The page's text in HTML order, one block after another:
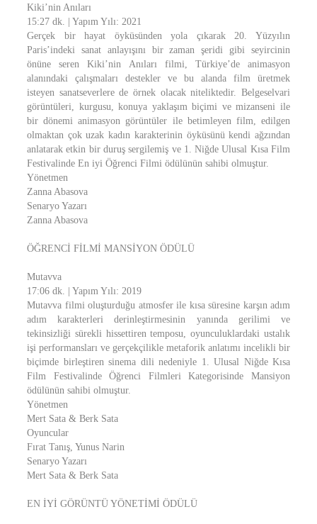
Kiki’nin Anıları
15:27 dk. | Yapım Yılı: 2021
Gerçek bir hayat öyküsünden yola çıkarak 20. Yüzyılın
Paris’indeki sanat anlayışını bir zaman şeridi gibi seyircinin
önüne seren Kiki’nin Anıları filmi, Türkiye’de animasyon
alanındaki çalışmaları destekler ve bu alanda film üretmek
isteyen sanatseverlere de örnek olacak niteliktedir. Belgeselvari
görüntüleri, kurgusu, konuya yaklaşım biçimi ve mizanseni ile
bir dönemi animasyon görüntüler ile betimleyen film, edilgen
olmaktan çok uzak kadın karakterinin öyküsünü kendi ağzından
anlatarak etkin bir duruş sergilemiş ve 1. Niğde Ulusal Kısa Film
Festivalinde En iyi Öğrenci Filmi ödülünün sahibi olmuştur.
Yönetmen
Zanna Abasova
Senaryo Yazarı
Zanna Abasova
ÖĞRENCİ FİLMİ MANSİYON ÖDÜLÜ
Mutavva
17:06 dk. | Yapım Yılı: 2019
Mutavva filmi oluşturduğu atmosfer ile kısa süresine karşın adım
adım karakterleri derinleştirmesinin yanında gerilimi ve
tekinsizliği sürekli hissettiren temposu, oyunculuklardaki ustalık
işi performansları ve gerçekçilikle metaforik anlatımı incelikli bir
biçimde birleştiren sinema dili nedeniyle 1. Ulusal Niğde Kısa
Film Festivalinde Öğrenci Filmleri Kategorisinde Mansiyon
ödülünün sahibi olmuştur.
Yönetmen
Mert Sata & Berk Sata
Oyuncular
Fırat Tanış, Yunus Narin
Senaryo Yazarı
Mert Sata & Berk Sata
EN İYİ GÖRÜNTÜ YÖNETİMİ ÖDÜLÜ